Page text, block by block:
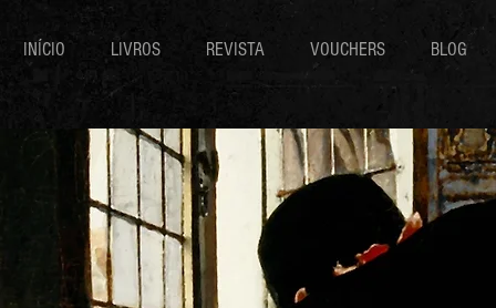
INÍCIO LIVROS REVISTA VOUCHERS BLOG